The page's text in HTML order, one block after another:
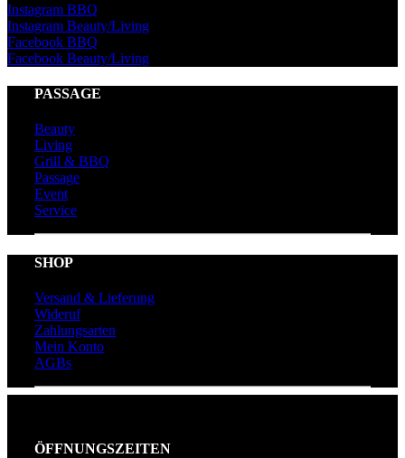
Instagram BBQ
Instagram Beauty/Living
Facebook BBQ
Facebook Beauty/Living
PASSAGE
Beauty
Living
Grill & BBQ
Passage
Event
Service
SHOP
Versand & Lieferung
Wideruf
Zahlungsarten
Mein Konto
AGBs
ÖFFNUNGSZEITEN